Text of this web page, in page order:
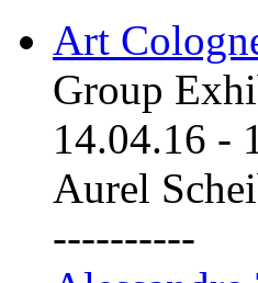
Art
Group
14.04.16 -
Aurel
----------